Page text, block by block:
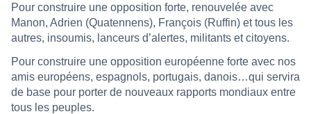
Pour construire une opposition forte, renouvelée avec
Manon, Adrien (Quatennens), François (Ruffin) et tous les
autres, insoumis, lanceurs d’alertes, militants et citoyens.
Pour construire une opposition européenne forte avec nos
amis européens, espagnols, portugais, danois…qui servira
de base pour porter de nouveaux rapports mondiaux entre
tous les peuples.